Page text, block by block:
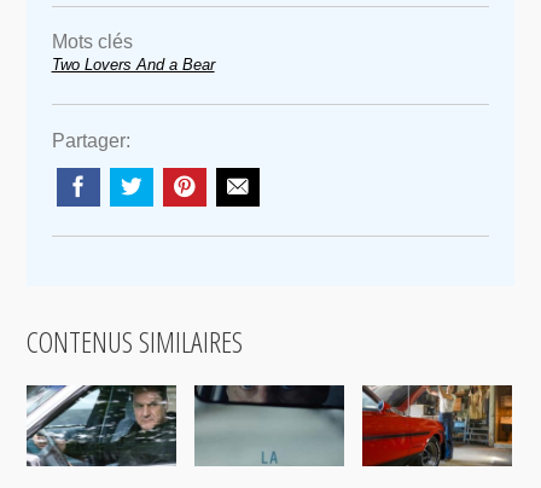
Mots clés
Two Lovers And a Bear
Partager:
CONTENUS SIMILAIRES